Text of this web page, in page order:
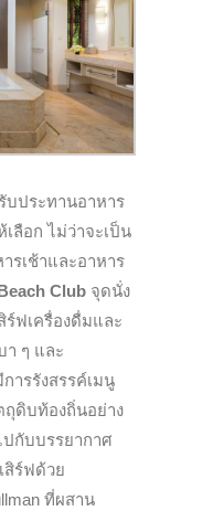
บประทานอาหาร
ลือก ไม่ว่าจะเป็น
รเช้าและอาหาร
Club จุดนั่ง
ร์ฟเครื่องดื่มและ
า ๆ และ
ารรังสรรค์เมนู
ถุดิบท้องถิ่นอย่าง
ปกับบรรยากาศ
สิร์ฟด้วย
ที่ผสาน